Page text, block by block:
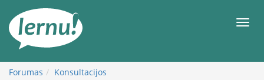
turinį
Forumas
Konsultacijos